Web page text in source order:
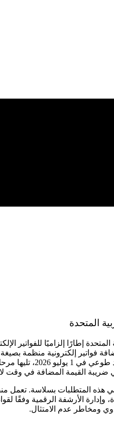
المتحدة
إطارًا إلزاميًا للفواتير
القيمة المضافة في وقت لاحق
هذه المتطلبات بسلاسة. تعمل
وإدارة الأرشفة الرقمية وفقًا